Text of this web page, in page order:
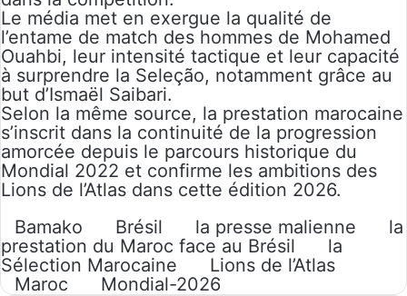
Le média met en exergue la qualité de
l’entame de match des hommes de Mohamed
Ouahbi, leur intensité tactique et leur capacité
à surprendre la Seleção, notamment grâce au
but d’Ismaël Saibari.
Selon la même source, la prestation marocaine
s’inscrit dans la continuité de la progression
amorcée depuis le parcours historique du
Mondial 2022 et confirme les ambitions des
Lions de l’Atlas dans cette édition 2026.
Bamako
Brésil la presse malienne
la
prestation du Maroc face au Brésil
la
Sélection Marocaine
Lions de l’Atlas
Maroc
Mondial-2026